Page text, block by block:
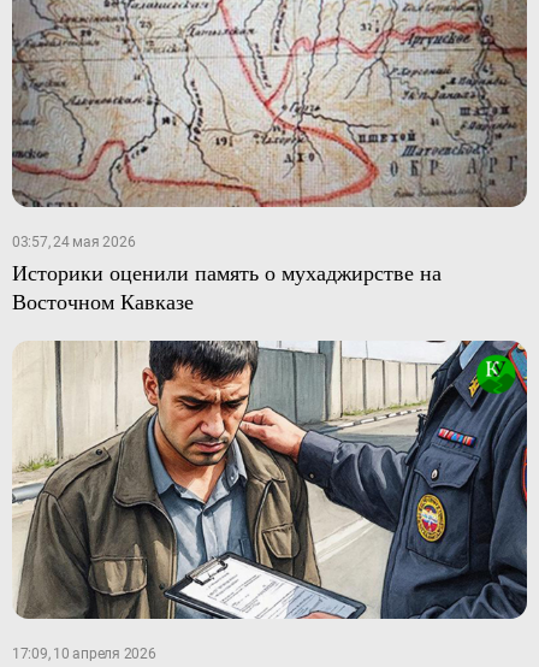
03:57, 24 мая 2026
Историки оценили память о мухаджирстве на
Восточном Кавказе
17:09, 10 апреля 2026